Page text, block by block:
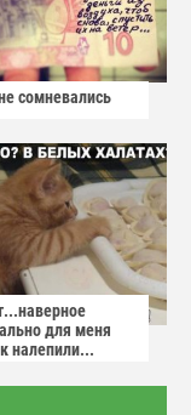
сомневались
для меня
налепили...